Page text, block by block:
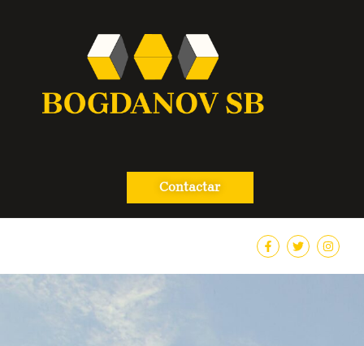
Contactar